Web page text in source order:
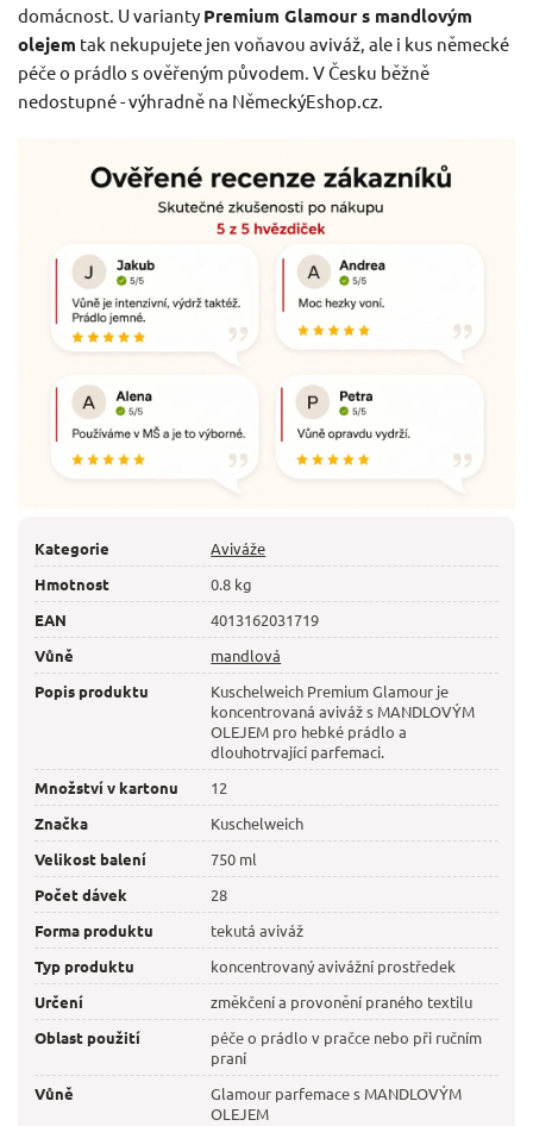
domácnost. U varianty Premium Glamour s mandlovým
olejem tak nekupujete jen voňavou aviváž, ale i kus německé
péče o prádlo s ověřeným původem. V Česku běžně
nedostupné - výhradně na NěmeckýEshop.cz.
Kategorie
Aviváže
Hmotnost
0.8 kg
EAN
4013162031719
Vůně
mandlová
Popis produktu
Kuschelweich Premium Glamour je
koncentrovaná aviváž s MANDLOVÝM
OLEJEM pro hebké prádlo a
dlouhotrvající parfemaci.
Množství v kartonu
12
Značka
Kuschelweich
Velikost balení
750 ml
Počet dávek
28
Forma produktu
tekutá aviváž
Typ produktu
koncentrovaný avivážní prostředek
Určení
změkčení a provonění praného textilu
Oblast použití
péče o prádlo v pračce nebo při ručním
praní
Vůně
Glamour parfemace s MANDLOVÝM
OLEJEM